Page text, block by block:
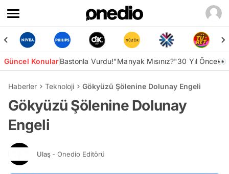
Güncel KonularBastonla Vurdu!"Manyak Mısınız?"30 Yıl Önce👀
Haberler Teknoloji Gökyüzü Şölenine Dolunay Engeli
Gökyüzü Şölenine Dolunay
Engeli
Ulaş - Onedio Editörü